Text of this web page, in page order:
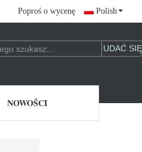
Poproś o wycenę Polish
NOWOŚCI